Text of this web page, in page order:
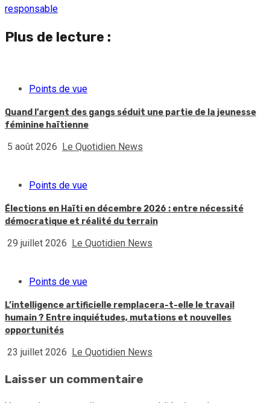
responsable
Plus de lecture :
Points de vue
Quand l’argent des gangs séduit une partie de la jeunesse
féminine haïtienne
5 août 2026 Le Quotidien News
Points de vue
Élections en Haïti en décembre 2026 : entre nécessité
démocratique et réalité du terrain
29 juillet 2026 Le Quotidien News
Points de vue
L’intelligence artificielle remplacera-t-elle le travail
humain ? Entre inquiétudes, mutations et nouvelles
opportunités
23 juillet 2026 Le Quotidien News
Laisser un commentaire